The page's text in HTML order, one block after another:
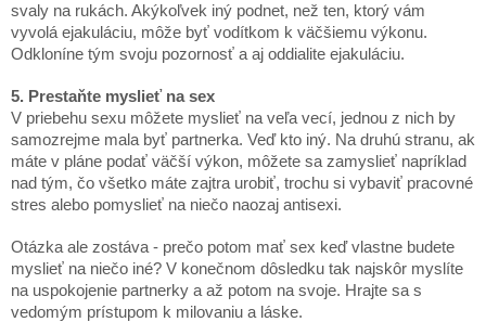
svaly na rukách. Akýkoľvek iný podnet, než ten, ktorý vám
vyvolá ejakuláciu, môže byť vodítkom k väčšiemu výkonu.
Odkloníne tým svoju pozornosť a aj oddialite ejakuláciu.
5. Prestaňte myslieť na sex
V priebehu sexu môžete myslieť na veľa vecí, jednou z nich by
samozrejme mala byť partnerka. Veď kto iný. Na druhú stranu, ak
máte v pláne podať väčší výkon, môžete sa zamyslieť napríklad
nad tým, čo všetko máte zajtra urobiť, trochu si vybaviť pracovné
stres alebo pomyslieť na niečo naozaj antisexi.
Otázka ale zostáva - prečo potom mať sex keď vlastne budete
myslieť na niečo iné? V konečnom dôsledku tak najskôr myslíte
na uspokojenie partnerky a až potom na svoje. Hrajte sa s
vedomým prístupom k milovaniu a láske.